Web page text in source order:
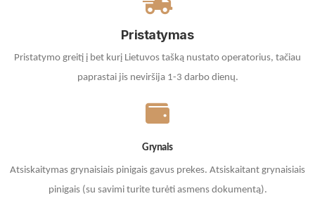
Pristatymas
Pristatymo greitį į bet kurį Lietuvos tašką nustato operatorius, tačiau
paprastai jis neviršija 1-3 darbo dienų.
Grynais
Atsiskaitymas grynaisiais pinigais gavus prekes. Atsiskaitant grynaisiais
pinigais (su savimi turite turėti asmens dokumentą).